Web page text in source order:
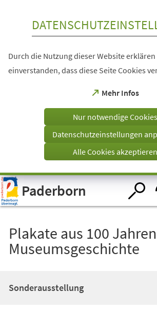
Visuelle
Assistenzsoftware
öffnen.
Durch die Nutzung dieser Website
einverstanden, dass diese Seite Cookies
Mehr Infos
(Öffnet
einem
Tab)
Nur notwendige Cookies
Datenschutzeinstellungen
Alle Cookies akzeptieren
Paderborn
Plakate aus 100 Jahren
Museumsgeschichte
Sonderausstellung